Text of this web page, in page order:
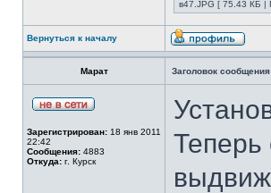
в47.JPG [ 75.43 КБ |
Вернуться к началу
Марат Заголовок
Зарегистрирован: 18 янв 2011
22:42
Сообщения: 4883
Откуда: г. Курск
Теперь